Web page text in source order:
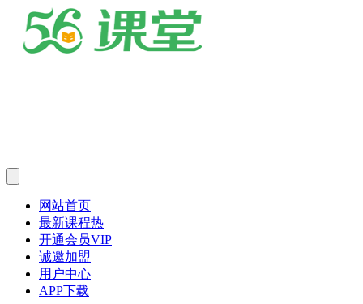
网站首页
最新课程热
开通会员VIP
诚邀加盟
用户中心
APP下载